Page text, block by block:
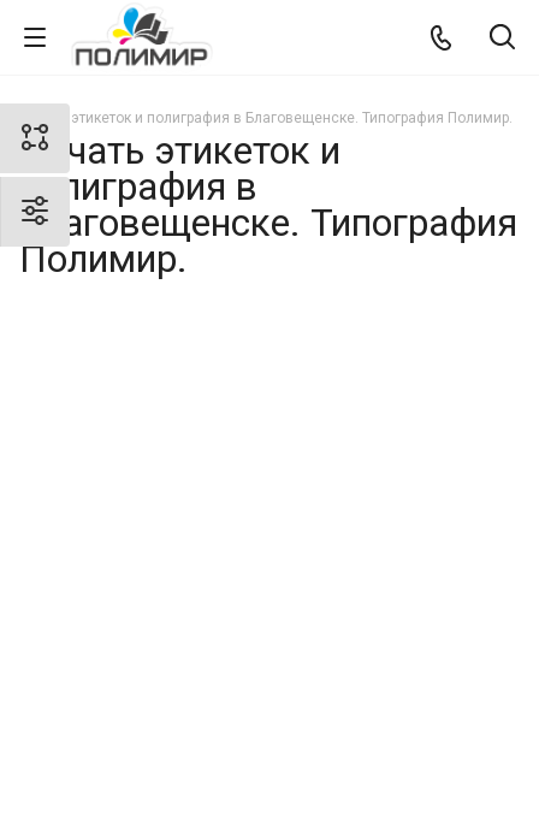
Печать этикеток и полиграфия в Благовещенске. Типография Полимир.
Печать этикеток и
полиграфия в
Благовещенске. Типография
Полимир.